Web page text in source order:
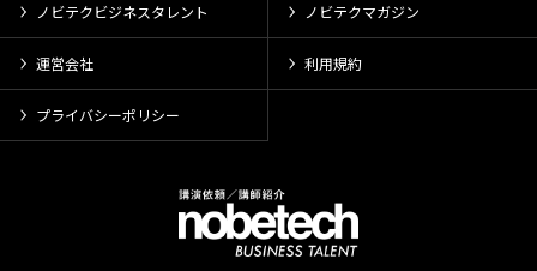
ノビテクビジネスタレント ノビテクマガジン
運営会社 利用規約
プライバシーポリシー